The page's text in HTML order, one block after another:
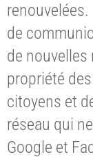
de
de nouvelles
propriété
citoyens et
réseau qui
Google et